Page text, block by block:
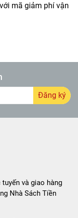
mã giảm phí vận
Đăng ký
và giao hàng
Nhà Sách Tiền